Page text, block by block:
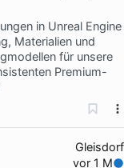
in Unreal Engine
Materialien und
für unsere
Premium-
Gleisdorf
vor 1 M